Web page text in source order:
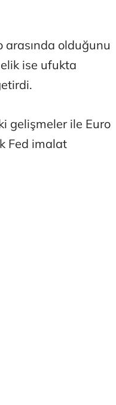
olduğunu
ise ufukta
gelişmeler ile Euro
Fed imalat